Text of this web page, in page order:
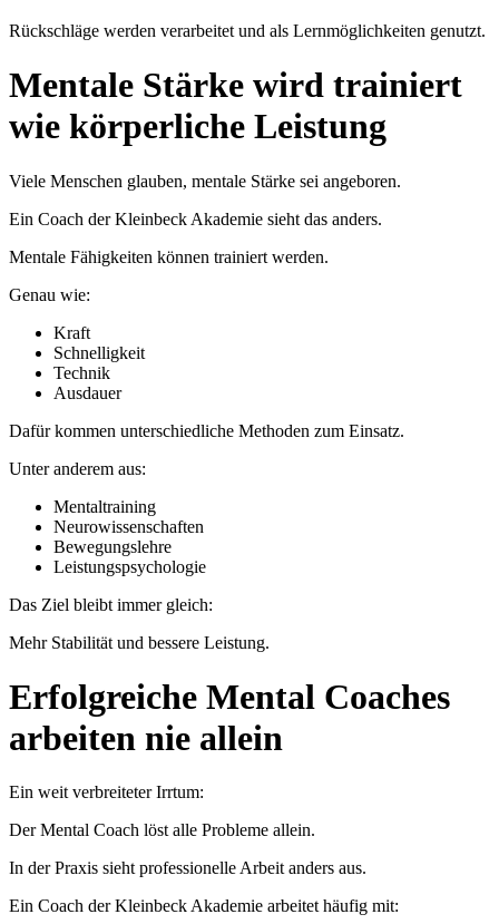
Rückschläge werden verarbeitet und als Lernmöglichkeiten genutzt.
Mentale Stärke wird trainiert
wie körperliche Leistung
Viele Menschen glauben, mentale Stärke sei angeboren.
Ein Coach der Kleinbeck Akademie sieht das anders.
Mentale Fähigkeiten können trainiert werden.
Genau wie:
Kraft
Schnelligkeit
Technik
Ausdauer
Dafür kommen unterschiedliche Methoden zum Einsatz.
Unter anderem aus:
Mentaltraining
Neurowissenschaften
Bewegungslehre
Leistungspsychologie
Das Ziel bleibt immer gleich:
Mehr Stabilität und bessere Leistung.
Erfolgreiche Mental Coaches
arbeiten nie allein
Ein weit verbreiteter Irrtum:
Der Mental Coach löst alle Probleme allein.
In der Praxis sieht professionelle Arbeit anders aus.
Ein Coach der Kleinbeck Akademie arbeitet häufig mit: